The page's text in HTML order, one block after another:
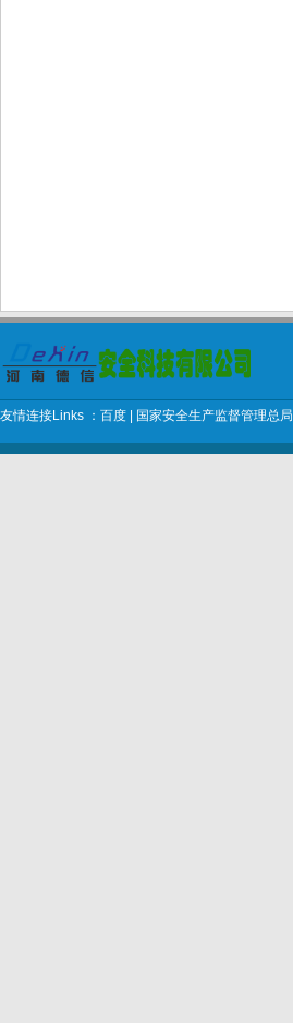
友情连接Links ： 百度 国家安全生产监督管理总局